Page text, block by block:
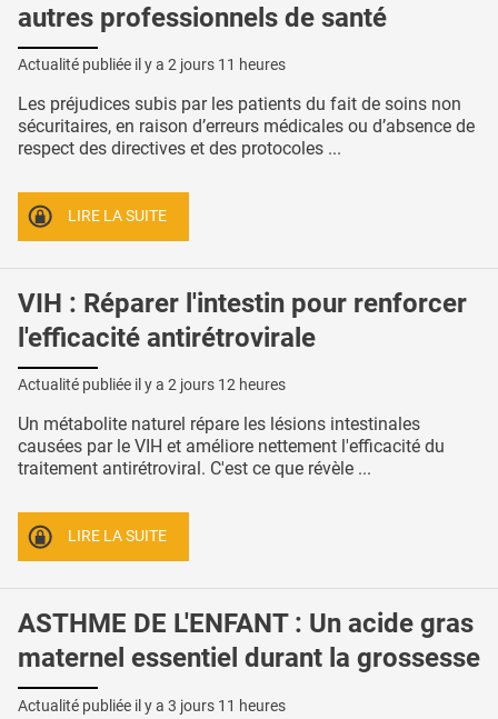
autres professionnels de santé
Actualité publiée il y a 2 jours 11 heures
Les préjudices subis par les patients du fait de soins non
sécuritaires, en raison d’erreurs médicales ou d’absence de
respect des directives et des protocoles ...
LIRE LA SUITE
VIH : Réparer l'intestin pour renforcer
l'efficacité antirétrovirale
Actualité publiée il y a 2 jours 12 heures
Un métabolite naturel répare les lésions intestinales
causées par le VIH et améliore nettement l'efficacité du
traitement antirétroviral. C'est ce que révèle ...
LIRE LA SUITE
ASTHME DE L'ENFANT : Un acide gras
maternel essentiel durant la grossesse
Actualité publiée il y a 3 jours 11 heures